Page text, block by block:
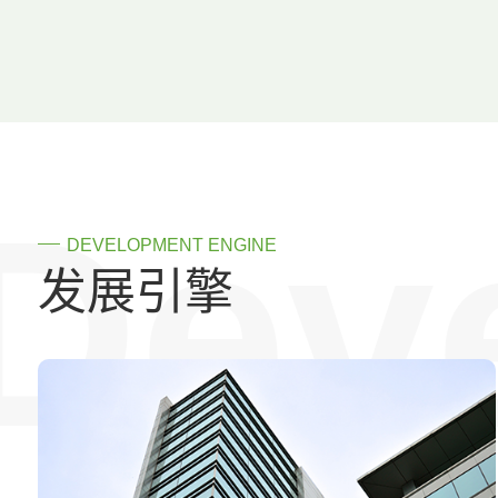
DEVELOPMENT ENGINE
发展引擎